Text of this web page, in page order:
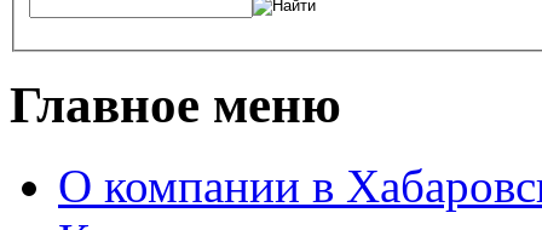
Главное меню
О компании в